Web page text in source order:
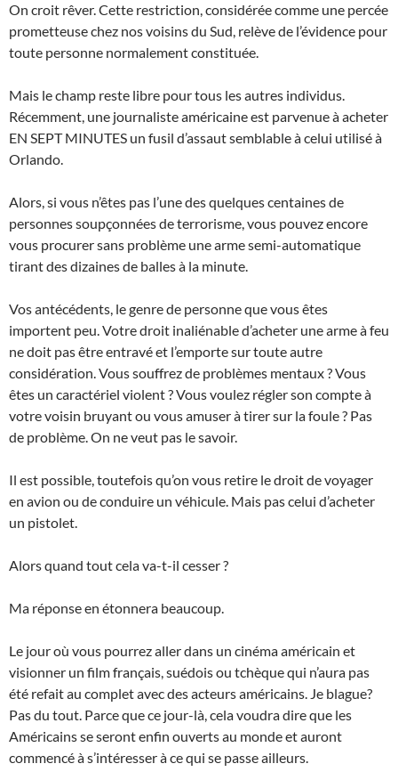
On croit rêver. Cette restriction, considérée comme une percée
prometteuse chez nos voisins du Sud, relève de l’évidence pour
toute personne normalement constituée.
Mais le champ reste libre pour tous les autres individus.
Récemment, une journaliste américaine est parvenue à acheter
EN SEPT MINUTES un fusil d’assaut semblable à celui utilisé à
Orlando.
Alors, si vous n’êtes pas l’une des quelques centaines de
personnes soupçonnées de terrorisme, vous pouvez encore
vous procurer sans problème une arme semi-automatique
tirant des dizaines de balles à la minute.
Vos antécédents, le genre de personne que vous êtes
importent peu. Votre droit inaliénable d’acheter une arme à feu
ne doit pas être entravé et l’emporte sur toute autre
considération. Vous souffrez de problèmes mentaux ? Vous
êtes un caractériel violent ? Vous voulez régler son compte à
votre voisin bruyant ou vous amuser à tirer sur la foule ? Pas
de problème. On ne veut pas le savoir.
Il est possible, toutefois qu’on vous retire le droit de voyager
en avion ou de conduire un véhicule. Mais pas celui d’acheter
un pistolet.
Alors quand tout cela va-t-il cesser ?
Ma réponse en étonnera beaucoup.
Le jour où vous pourrez aller dans un cinéma américain et
visionner un film français, suédois ou tchèque qui n’aura pas
été refait au complet avec des acteurs américains. Je blague?
Pas du tout. Parce que ce jour-là, cela voudra dire que les
Américains se seront enfin ouverts au monde et auront
commencé à s’intéresser à ce qui se passe ailleurs.